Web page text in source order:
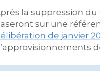
la suppression
sur une
de janvier